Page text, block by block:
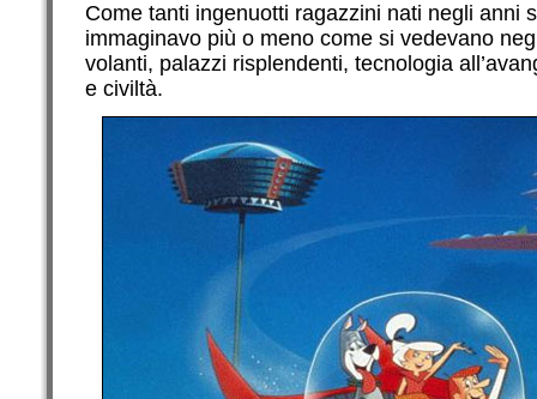
Come tanti ingenuotti ragazzini nati negli anni
immaginavo più o meno come si vedevano
volanti, palazzi risplendenti, tecnologia
e civiltà.